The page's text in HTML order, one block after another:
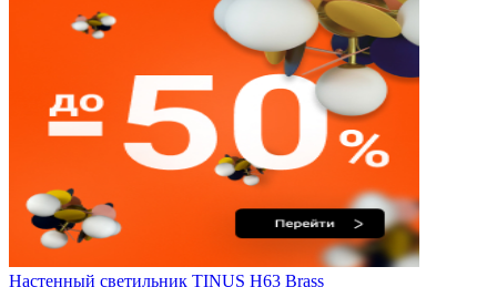
Настенный светильник TINUS H63 Brass